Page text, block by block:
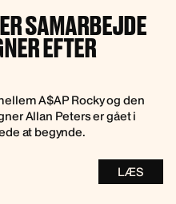
SAMARBEJDE
EFTER
A$AP Rocky og den
Allan Peters er gået i
at begynde.
LÆS